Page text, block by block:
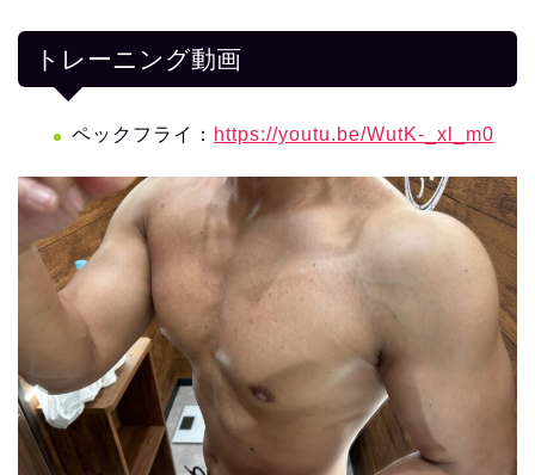
トレーニング動画
ペックフライ： https://youtu.be/WutK-_xl_m0